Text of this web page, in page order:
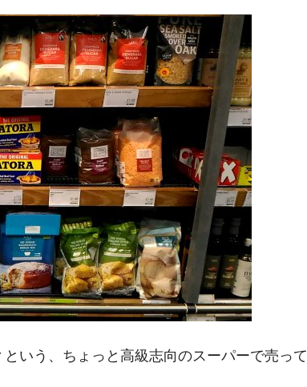
いう、ちょっと高級志向のスーパーで売って